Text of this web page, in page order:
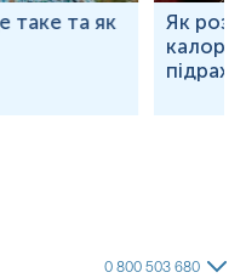
таке та як
Як
0 800 503 680